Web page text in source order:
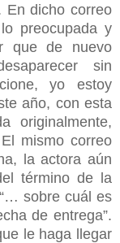
En dicho correo
preocupada y
que de nuevo
sin
yo estoy
año, con esta
originalmente,
mismo correo
la actora aún
término de la
sobre cuál es
de entrega”.
le haga llegar